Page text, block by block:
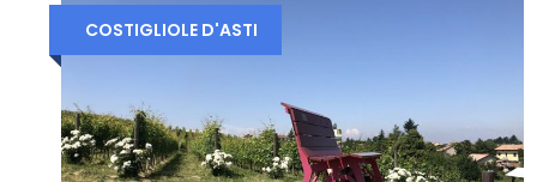
COSTIGLIOLE D'ASTI